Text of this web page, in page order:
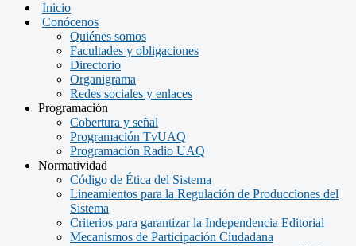
Inicio
Conócenos
Quiénes somos
Facultades y obligaciones
Directorio
Organigrama
Redes sociales y enlaces
Programación
Cobertura y señal
Programación TvUAQ
Programación Radio UAQ
Normatividad
Código de Ética del Sistema
Lineamientos para la Regulación de Producciones del
Sistema
Criterios para garantizar la Independencia Editorial
Mecanismos de Participación Ciudadana